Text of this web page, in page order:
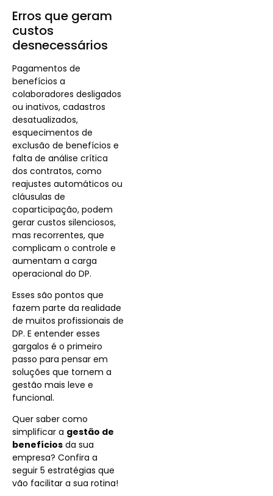
Erros que geram
custos
desnecessários
Pagamentos de
benefícios a
colaboradores desligados
ou inativos, cadastros
desatualizados,
esquecimentos de
exclusão de benefícios e
falta de análise crítica
dos contratos, como
reajustes automáticos ou
cláusulas de
coparticipação, podem
gerar custos silenciosos,
mas recorrentes, que
complicam o controle e
aumentam a carga
operacional do DP.
Esses são pontos que
fazem parte da realidade
de muitos profissionais de
DP. E entender esses
gargalos é o primeiro
passo para pensar em
soluções que tornem a
gestão mais leve e
funcional.
Quer saber como
simplificar a gestão de
benefícios da sua
empresa? Confira a
seguir 5 estratégias que
vão facilitar a sua rotina!